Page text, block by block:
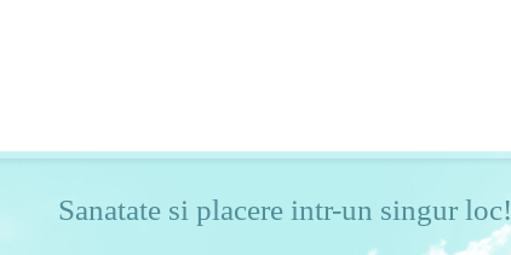
Sanatate si placere intr-un singur loc!